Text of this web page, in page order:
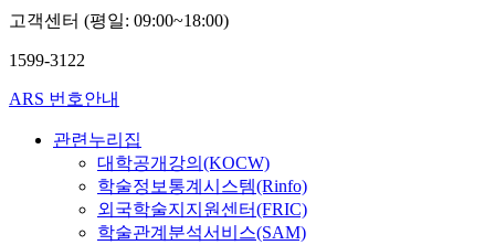
고객센터 (평일: 09:00~18:00)
1599-3122
ARS 번호안내
관련누리집
대학공개강의(KOCW)
학술정보통계시스템(Rinfo)
외국학술지지원센터(FRIC)
학술관계분석서비스(SAM)